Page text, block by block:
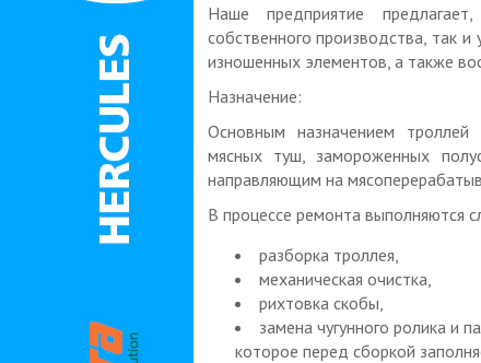
Наше предприятие
собственного производства, так
изношенных элементов, а также
Назначение:
Основным назначением троллей
мясных туш, замороженных
направляющим на
В процессе ремонта выполняются
разборка троллея,
механическая очистка,
рихтовка скобы,
замена чугунного ролика и
которое перед сборкой